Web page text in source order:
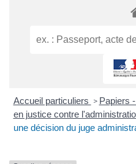
Accueil particuliers > Papiers
en justice contre
une décision du juge